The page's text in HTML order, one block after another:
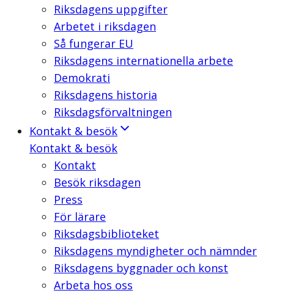
Riksdagens uppgifter
Arbetet i riksdagen
Så fungerar EU
Riksdagens internationella arbete
Demokrati
Riksdagens historia
Riksdagsförvaltningen
Kontakt & besök
Kontakt & besök
Kontakt
Besök riksdagen
Press
För lärare
Riksdagsbiblioteket
Riksdagens myndigheter och nämnder
Riksdagens byggnader och konst
Arbeta hos oss